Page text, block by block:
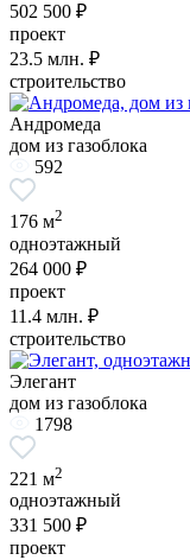
502 500 ₽
проект
23.5 млн. ₽
строительство
Андромеда
дом из газоблока
592
176 м2
одноэтажный
264 000 ₽
проект
11.4 млн. ₽
строительство
Элегант
дом из газоблока
1798
221 м2
одноэтажный
331 500 ₽
проект